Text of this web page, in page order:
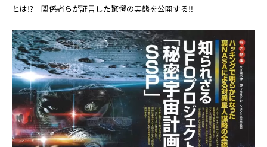
とは⁉ 関係者らが証言した驚愕の実態を公開する‼